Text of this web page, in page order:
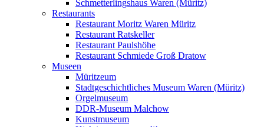
Schmetterlingshaus Waren (Müritz)
Restaurants
Restaurant Moritz Waren Müritz
Restaurant Ratskeller
Restaurant Paulshöhe
Restaurant Schmiede Groß Dratow
Museen
Müritzeum
Stadtgeschichtliches Museum Waren (Müritz)
Orgelmuseum
DDR-Museum Malchow
Kunstmuseum